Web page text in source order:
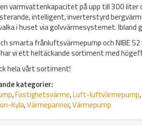
varmvattenkapacitet på upp till 300
intelligent, inverterstyrd
i huset via golvvärmesystemet. Ibland
smarta frånluftsvärmepump och NIBE
vi ett heltäckande sortiment med
hela vårt sortiment!
kategorier:
,Fastighetsvärme,Luft-luftvärmepump,
Kyla,Värmepannor,Värmepump